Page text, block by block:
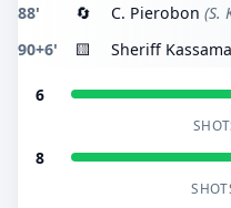
88' 🔄 C. Pierobon (S.
90+6' 🟨 Sheriff Kassama
6
8